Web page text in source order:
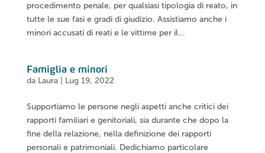
procedimento penale, per qualsiasi tipologia di reato, in
tutte le sue fasi e gradi di giudizio. Assistiamo anche i
minori accusati di reati e le vittime per il...
Famiglia e minori
da Laura| Lug 19, 2022
Supportiamo le persone negli aspetti anche critici dei
rapporti familiari e genitoriali, sia durante che dopo la
fine della relazione, nella definizione dei rapporti
personali e patrimoniali. Dedichiamo particolare